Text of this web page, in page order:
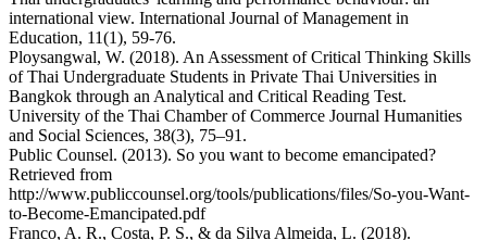
international view. International Journal of Management in
Education, 11(1), 59-76.
Ploysangwal, W. (2018). An Assessment of Critical Thinking Skills
of Thai Undergraduate Students in Private Thai Universities in
Bangkok through an Analytical and Critical Reading Test.
University of the Thai Chamber of Commerce Journal Humanities
and Social Sciences, 38(3), 75–91.
Public Counsel. (2013). So you want to become emancipated?
Retrieved from
http://www.publiccounsel.org/tools/publications/files/So-you-Want-
to-Become-Emancipated.pdf
Franco, A. R., Costa, P. S., & da Silva Almeida, L. (2018).